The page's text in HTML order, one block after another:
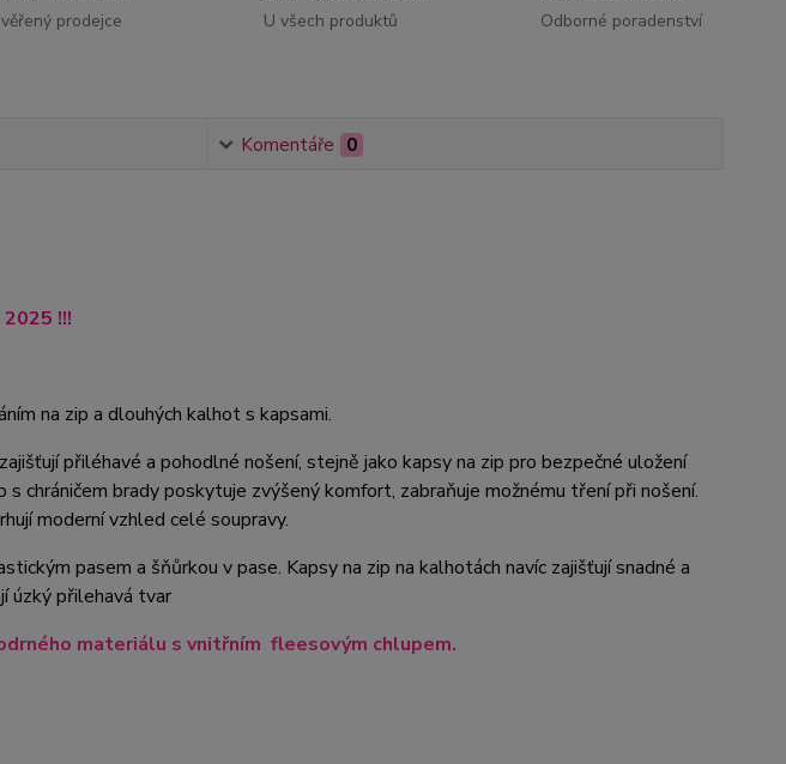
prodejce
U všech produktů
Odborné poradenství
Komentáře 0
!!!
na zip a dlouhých kalhot s kapsami.
přiléhavé a pohodlné nošení, stejně jako kapsy na zip pro bezpečné uložení
s chráničem brady poskytuje zvýšený komfort, zabraňuje možnému tření při nošení.
moderní vzhled celé soupravy.
pasem a šňůrkou v pase. Kapsy na zip na kalhotách navíc zajišťují snadné a
úzký přilehavá tvar
materiálu s vnitřním fleesovým chlupem.